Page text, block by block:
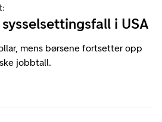
i USA
mens børsene fortsetter opp
jobbtall.